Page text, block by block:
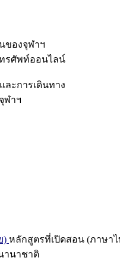
ของจุฬาฯ
รศัพท์ออนไลน์
ละการเดินทาง
ฬาฯ
) หลักสูตรที่เปิดสอน (ภาษาไ
านาชาติ